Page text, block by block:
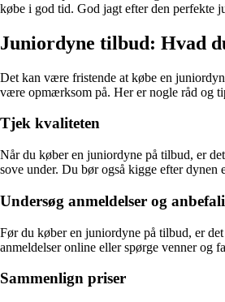
købe i god tid. God jagt efter den perfekte
Juniordyne tilbud: Hvad
Det kan være fristende at købe en
være opmærksom på. Her er nogle råd og
Tjek kvaliteten
Når du køber en juniordyne på tilbud, er
sove under. Du bør også kigge efter dynen
Undersøg anmeldelser og
Før du køber en juniordyne på tilbud, er
anmeldelser online eller spørge venner og
Sammenlign priser